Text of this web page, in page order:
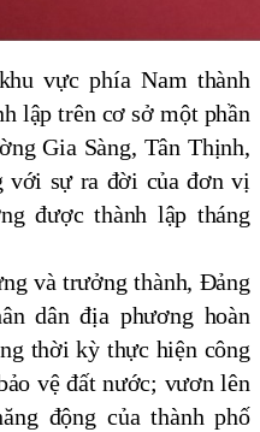
vực phía Nam thành
lập trên cơ sở một phần
Gia Sàng, Tân Thịnh,
với sự ra đời của đơn vị
được thành lập tháng
và trưởng thành, Đảng
dân địa phương hoàn
thời kỳ thực hiện công
vệ đất nước; vươn lên
động của thành phố